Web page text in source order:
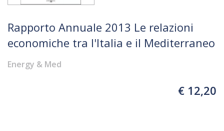
Rapporto Annuale 2013 Le relazioni
economiche tra l'Italia e il Mediterraneo
Energy & Med
€ 12,20